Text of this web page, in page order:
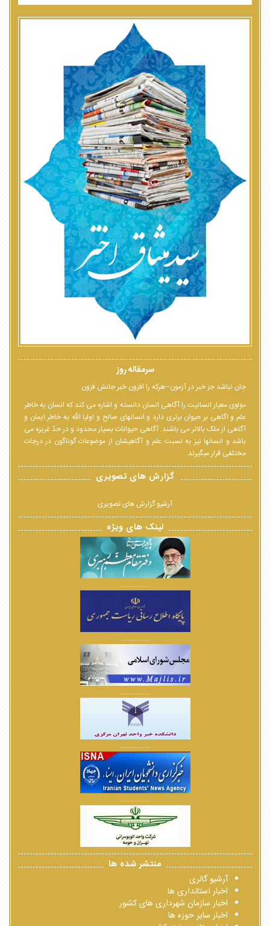
سرمقاله روز
جان نباشد جز خبر در آزمون--هرکه را افزون خبر جانش فزون
مولوی معیار انسانیت را آگاهی انسان دانسته و اشاره می کند که انسان به خاطر
علم و اگاهی بر حیوان برتری دارد و انسانهای صالح و اولیا الله به خاطر ایمان و
آگاهی از ملک بالاتر می باشند. آگاهی حیوانات بسیار محدود و در حدّ غریزه می
باشد و انسانها نیز به نسبت علم و آگاهیشان از موضوعات گوناگون در درجات
مختلفی قرار میگیرند.
گزارش های تصویری
آرشیو گزارش های تصویری
لینک های ویژه
................
................
................
................
................
منتشر شده ها
آرشیو گالری
اخبار استانداری ها
اخبار سازمان شهرداری های کشور
اخبار سایر حوزه ها